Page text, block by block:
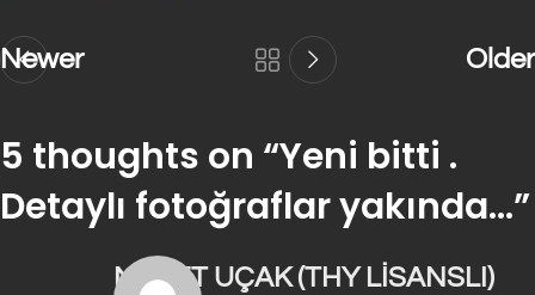
Newer Older
5 thoughts on “Yeni bitti .
Detaylı fotoğraflar yakında…”
MAKET UÇAK (THY LİSANSLI)